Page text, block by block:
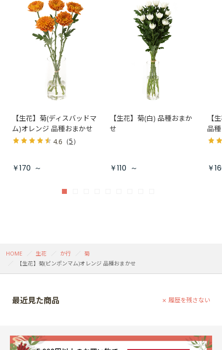
【生花】菊(ディスバッドマ
ム)オレンジ 品種おまかせ
4.6 （5）
￥170 ～
【生花】菊(白) 品種おまか
せ
￥110 ～
【
品
￥
HOME 生花 か行
菊
【生花】菊(ピンポンマム)オレンジ 品種おまかせ
最近見た商品 履歴を残さない